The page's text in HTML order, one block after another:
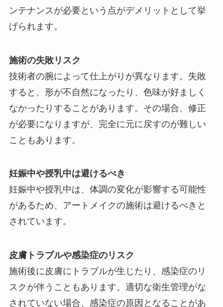
ンテナンスが必要という点がデメリットとして挙
げられます。
施術の失敗リスク
技術者の腕によって仕上がりが異なります。失敗
すると、形が不自然になったり、色味が好ましく
なかったりすることがあります。その場合、修正
が必要になりますが、完全に元に戻すのが難しい
こともあります。
妊娠中や授乳中は避けるべき
妊娠中や授乳中は、体調の変化が影響する可能性
があるため、アートメイクの施術は避けるべきと
されています。
皮膚トラブルや感染症のリスク
施術後に皮膚にトラブルが生じたり、感染症のリ
スクが伴うこともあります。適切な衛生管理がな
されていない場合、感染症の原因となることがあ